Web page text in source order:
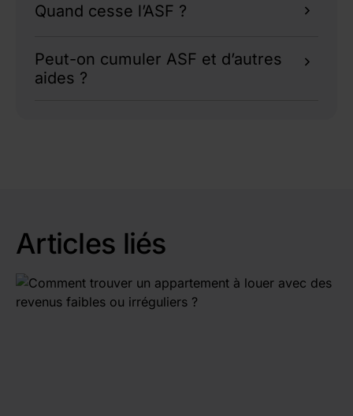
€/mois pour un parent absent et 261,07 €/mois
Quand cesse l’ASF ?
alimentaire suffisante est versée.
Peut-on cumuler ASF et d’autres
aides ?
Articles liés